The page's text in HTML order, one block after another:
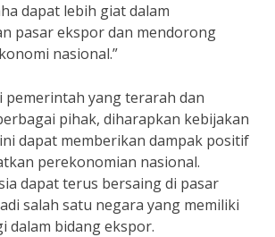
dapat lebih giat dalam
pasar ekspor dan mendorong
nasional.”
pemerintah yang terarah dan
pihak, diharapkan kebijakan
dapat memberikan dampak positif
perekonomian nasional.
dapat terus bersaing di pasar
salah satu negara yang memiliki
dalam bidang ekspor.